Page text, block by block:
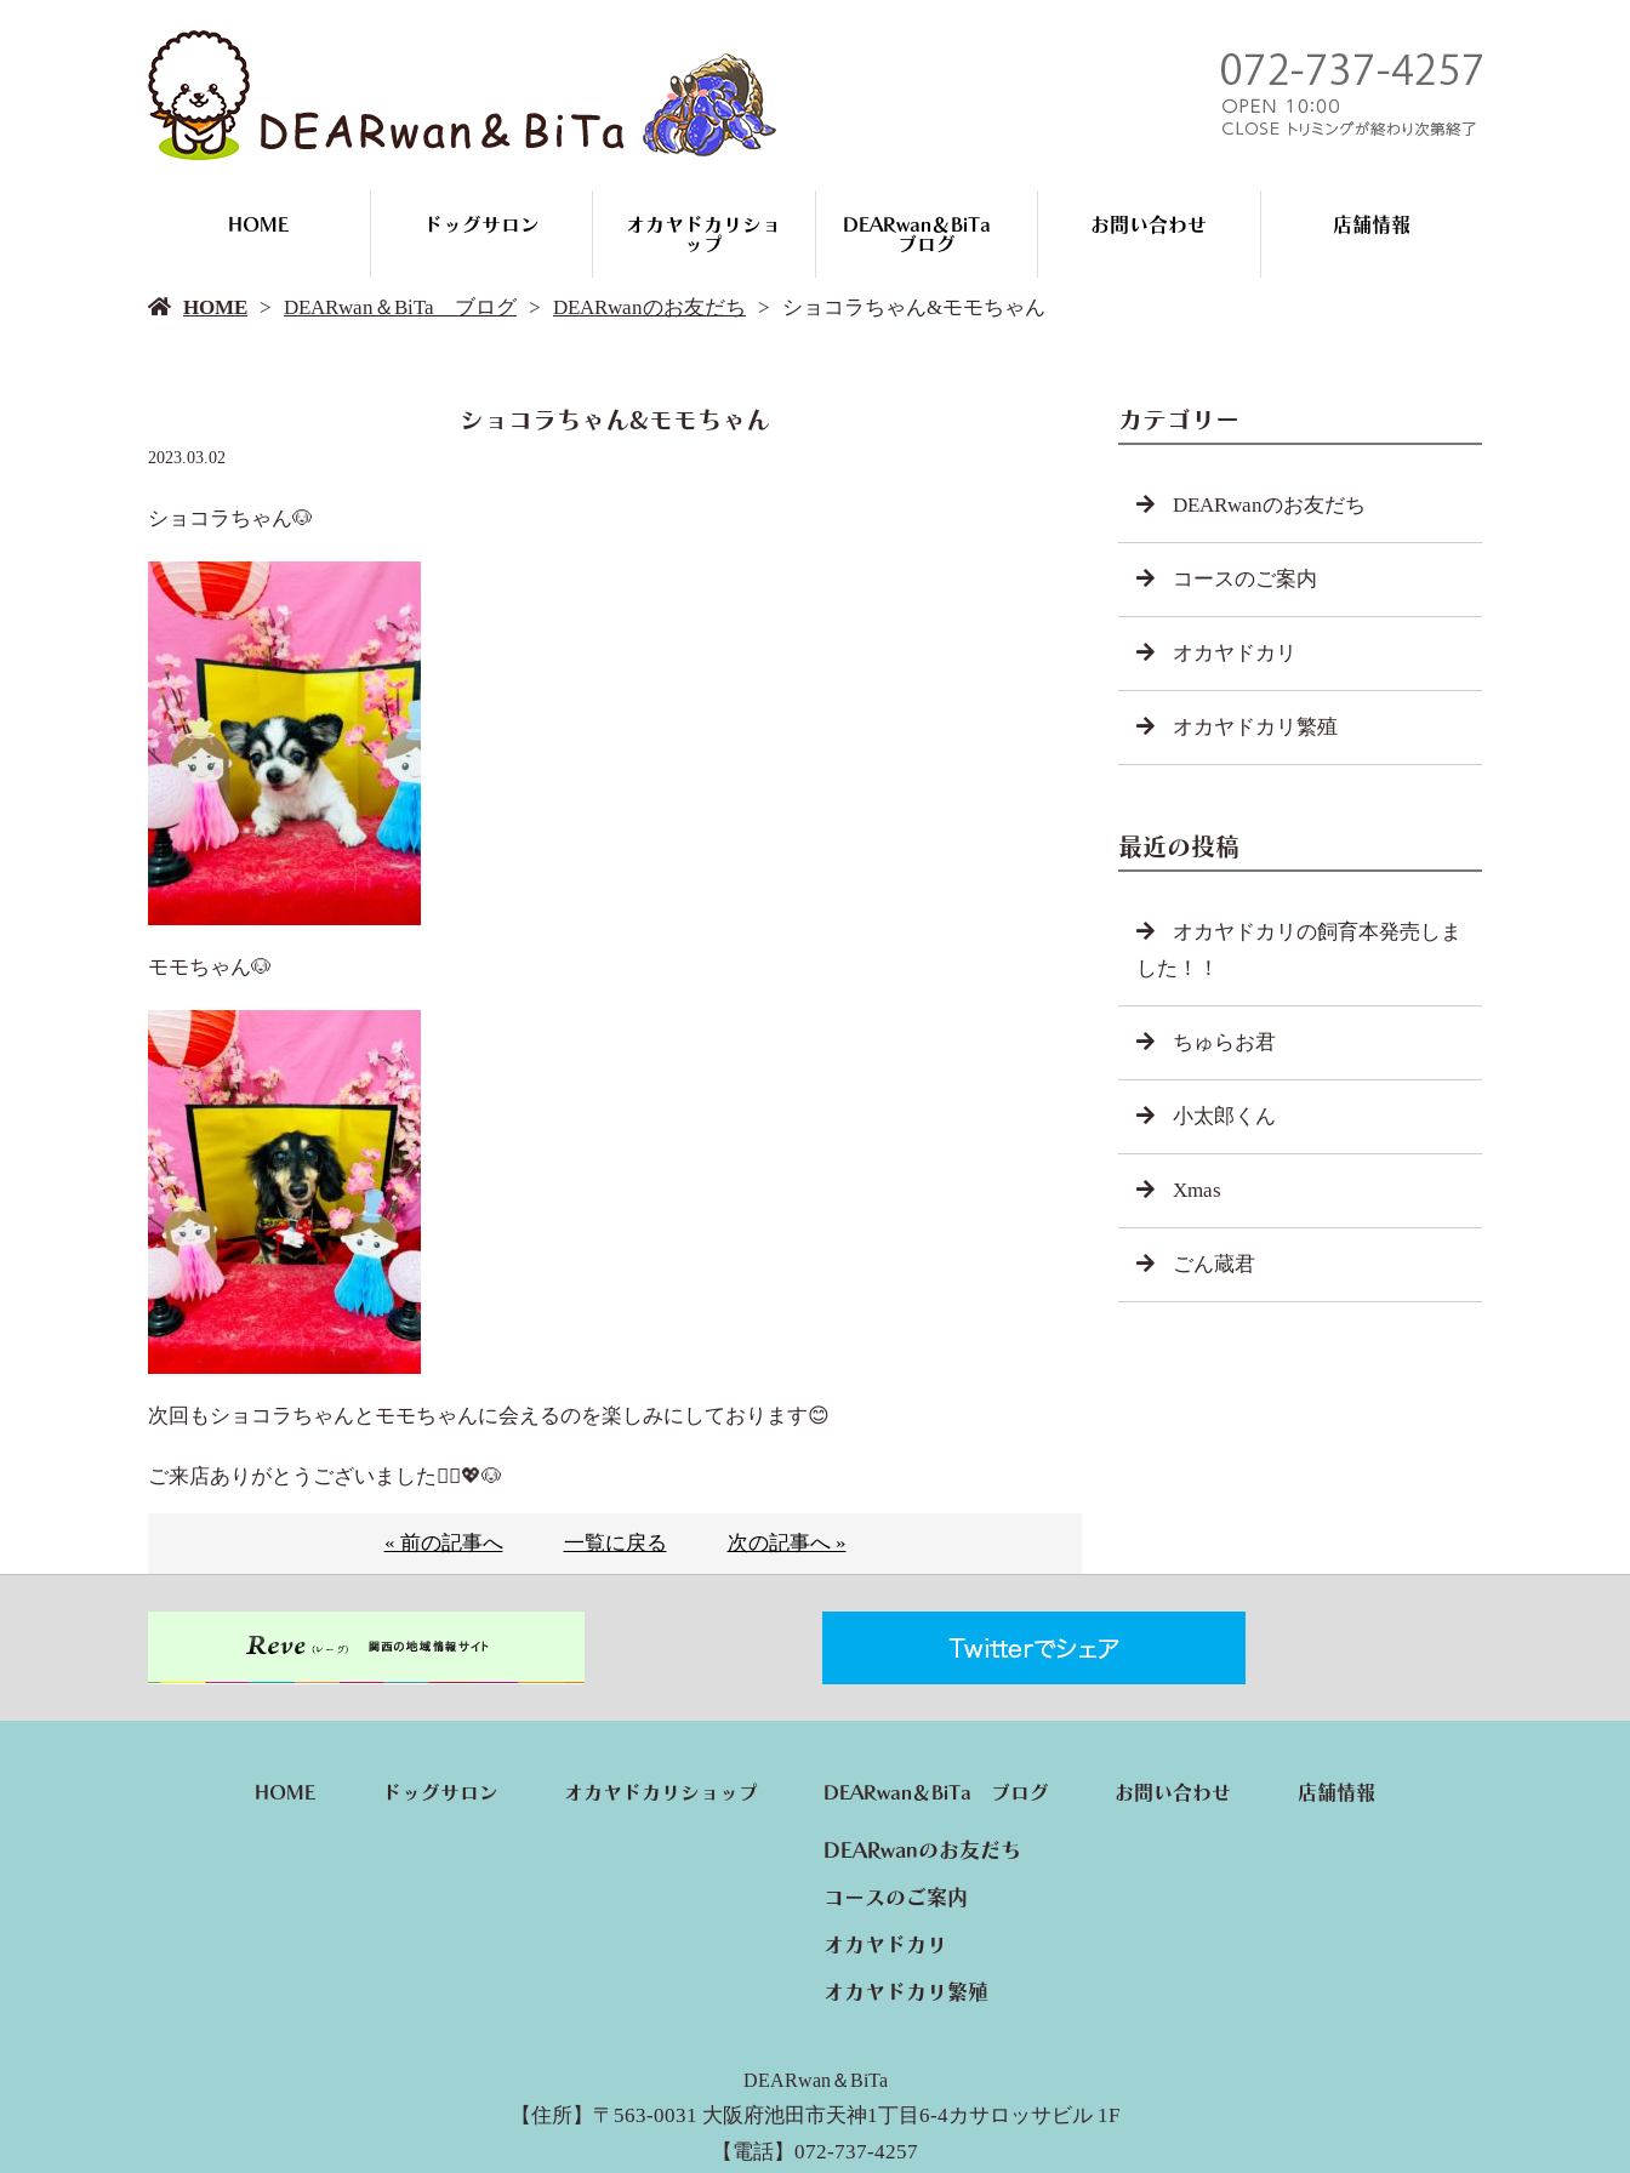
HOME ドッグサロン
オカヤドカリショ
ップ
DEARwan＆BiTa
ブログ
DEARwanのお友だち
コースのご案内
オカヤドカリ
オカヤドカリ繁殖
お問い合わせ 店舗情報
DEARwan＆BiTa ブログ
HOME DEARwan＆BiTa ブログ DEARwanのお友だち ショコラちゃん&モモちゃん
ショコラちゃん&モモちゃん
2023.03.02
ショコラちゃん🐶
モモちゃん🐶
次回もショコラちゃんとモモちゃんに会えるのを楽しみにしております😊
ご来店ありがとうございました🙇‍♀️💖🐶
« 前の記事へ 一覧に戻る 次の記事へ »
カテゴリー
DEARwanのお友だち
コースのご案内
オカヤドカリ
オカヤドカリ繁殖
最近の投稿
オカヤドカリの飼育本発売しま
した！！
ちゅらお君
小太郎くん
Xmas
ごん蔵君
HOME ドッグサロン オカヤドカリショップ DEARwan＆BiTa ブログ
DEARwanのお友だち
コースのご案内
オカヤドカリ
オカヤドカリ繁殖
お問い合わせ 店舗情報
DEARwan＆BiTa
【住所】〒563-0031 大阪府池田市天神1丁目6-4カサロッサビル 1F
【電話】072-737-4257